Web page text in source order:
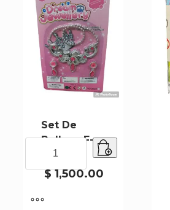
Set De
Belleza F-
00288
$1,500.00
Belleza
00288